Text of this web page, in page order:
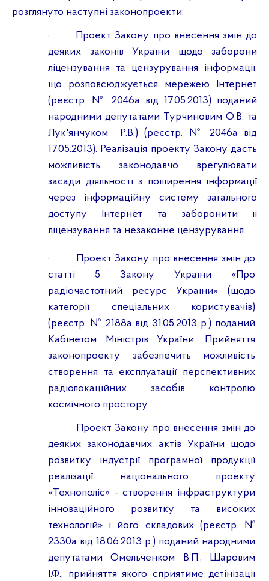
розглянуто наступні законопроекти:
·
Проект Закону про внесення змін до
деяких законів України щодо заборони
ліцензування та цензурування інформації,
що розповсюджується мережею Інтернет
(реєстр. № 2046а від 17.05.2013) поданий
народними депутатами Турчиновим О.В. та
Лук'янчуком
Р.В.) (реєстр. № 2046а від
17.05.2013). Реалізація проекту Закону дасть
можливість законодавчо врегулювати
засади діяльності з поширення інформації
через інформаційну систему загального
доступу Інтернет та заборонити її
ліцензування та незаконне цензурування.
·
Проект Закону про внесення змін до
статті 5 Закону України «Про
радіочастотний ресурс України» (щодо
категорії спеціальних користувачів)
(реєстр. № 2188а від 31.05.2013 р.) поданий
Кабінетом Міністрів України. Прийняття
законопроекту забезпечить можливість
створення та експлуатації перспективних
радіолокаційних засобів контролю
космічного простору.
·
Проект Закону про внесення змін до
деяких законодавчих актів України щодо
розвитку індустрії програмної продукції
реалізації національного проекту
«Технополіс» - створення інфраструктури
інноваційного розвитку та високих
технологій» і його складових (реєстр. №
2330а від 18.06.2013 р.) поданий народними
депутатами Омельченком В.П., Шаровим
І.Ф., прийняття якого сприятиме детінізації